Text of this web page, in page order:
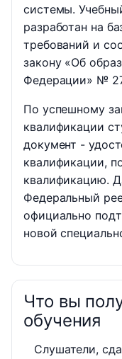
системы.
разработан на
требований и
закону «Об
Федерации» №
По успешному
квалификации
документ -
квалификации,
квалификацию.
Федеральный
официально
новой
Что вы
обучения
Слушатели,